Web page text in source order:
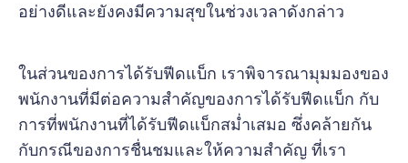
อย่างดีและยังคงมีความสุขในช่วงเวลาดังกล่าว
ในส่วนของการได้รับฟีดแบ็ก เราพิจารณามุมมองของ
พนักงานที่มีต่อความสำคัญของการได้รับฟีดแบ็ก กับ
การที่พนักงานที่ได้รับฟีดแบ็กสม่ำเสมอ ซึ่งคล้ายกัน
กับกรณีของการชื่นชมและให้ความสำคัญ ที่เรา